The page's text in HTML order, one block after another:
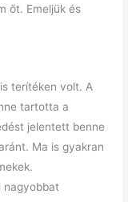
őt. Emeljük és
terítéken volt. A
tartotta a
jelentett benne
Ma is gyakran
nagyobbat